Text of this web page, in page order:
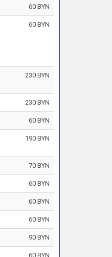
60 BYN
60 BYN
230 BYN
230 BYN
60 BYN
190 BYN
70 BYN
60 BYN
60 BYN
60 BYN
90 BYN
60 BYN